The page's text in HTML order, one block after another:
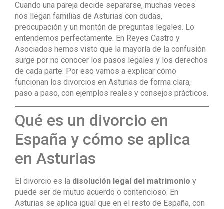
Cuando una pareja decide separarse, muchas veces
nos llegan familias de Asturias con dudas,
preocupación y un montón de preguntas legales. Lo
entendemos perfectamente. En Reyes Castro y
Asociados hemos visto que la mayoría de la confusión
surge por no conocer los pasos legales y los derechos
de cada parte. Por eso vamos a explicar cómo
funcionan los divorcios en Asturias de forma clara,
paso a paso, con ejemplos reales y consejos prácticos.
Qué es un divorcio en
España y cómo se aplica
en Asturias
El divorcio es la disolución legal del matrimonio y
puede ser de mutuo acuerdo o contencioso. En
Asturias se aplica igual que en el resto de España, con